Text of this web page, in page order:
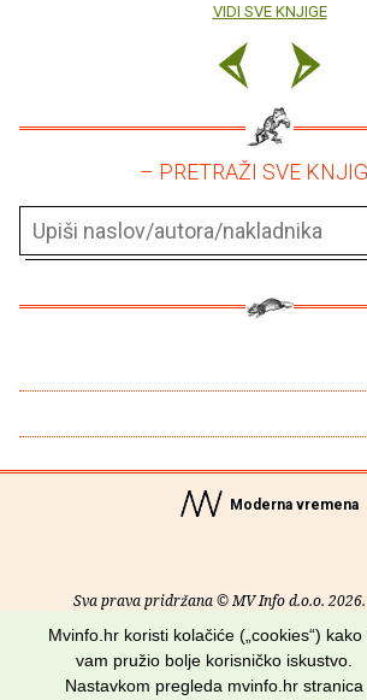
VIDI SVE KNJIGE
– PRETRAŽI SVE
Moderna vremena
Sva prava pridržana © MV Info d.o.o.
Uvjeti korištenja
Potraži nas na:
Mvinfo.hr koristi kolačiće („cookies“) kako
vam pružio bolje korisničko iskustvo.
Nastavkom pregleda mvinfo.hr stranica